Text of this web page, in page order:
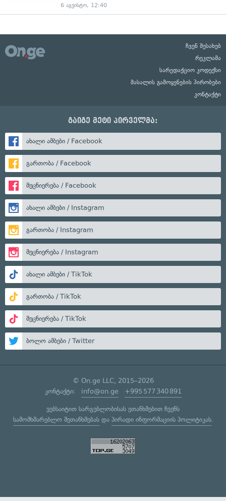
6 აგვისტო, 12:40
ჩვენ შესახებ
რეკლამა
სარედაქციო კოდექსი
მასალის გამოყენების პირობები
კონტაქტი
გაიგე მეტი პირველმა:
ახალი ამბები / Facebook
გართობა / Facebook
მეცნიერება / Facebook
ახალი ამბები / Instagram
გართობა / Instagram
მეცნიერება / Instagram
ახალი ამბები / TikTok
გართობა / TikTok
მეცნიერება / TikTok
ბოლო ამბები / Twitter
© On.ge LLC, 2015–2026
კონტაქტი: info@on.ge +995 577 340 891
ვებსაიტით სარგებლობისას ეთანხმებით ჩვენს
სამომხმარებლო შეთანხმებასდა პირადი ინფორმაციის პოლიტიკას.